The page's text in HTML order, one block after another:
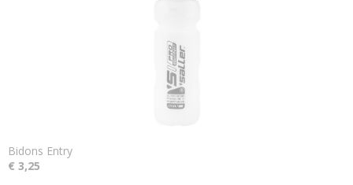
Bidons Entry
€ 3,25